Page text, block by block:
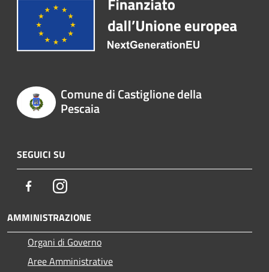
Comune di Castiglione della
Pescaia
SEGUICI SU
FacebookInstagram
AMMINISTRAZIONE
Organi di Governo
Aree Amministrative